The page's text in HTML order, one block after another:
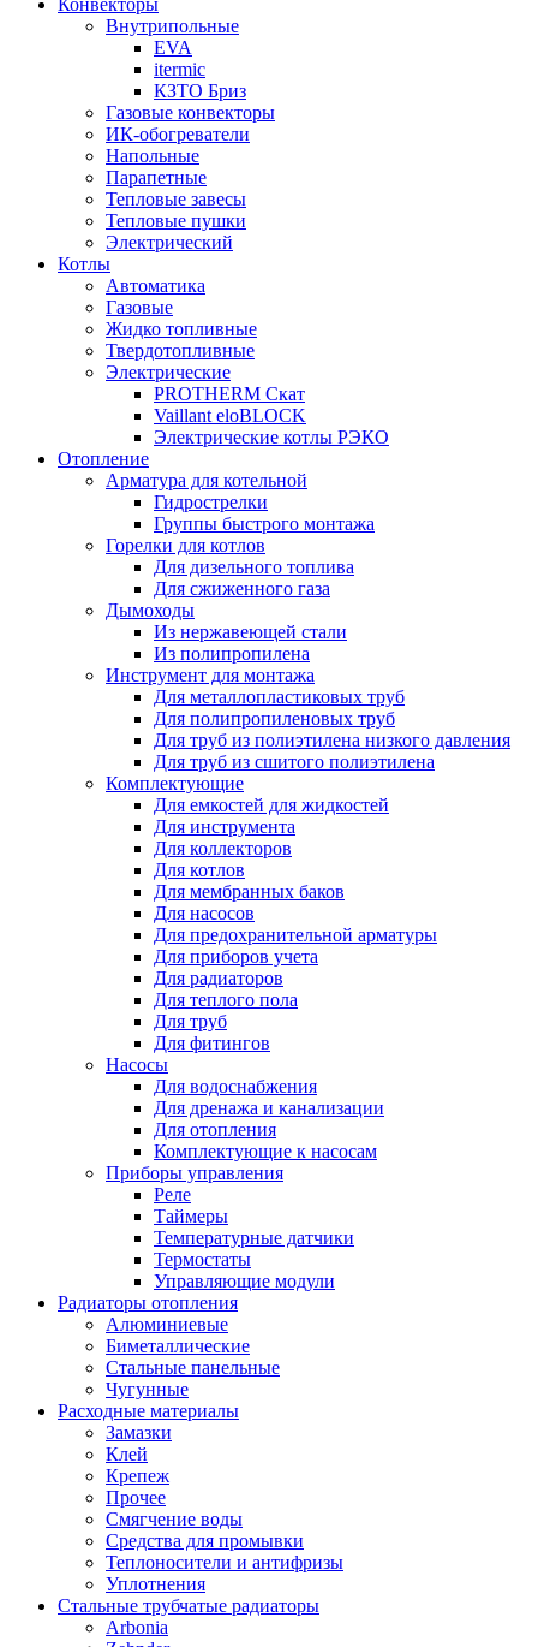
Конвекторы
Внутрипольные
EVA
itermic
КЗТО Бриз
Газовые конвекторы
ИК-обогреватели
Напольные
Парапетные
Тепловые завесы
Тепловые пушки
Электрический
Котлы
Автоматика
Газовые
Жидко топливные
Твердотопливные
Электрические
PROTHERM Скат
Vaillant eloBLOCK
Электрические котлы РЭКО
Отопление
Арматура для котельной
Гидрострелки
Группы быстрого монтажа
Горелки для котлов
Для дизельного топлива
Для сжиженного газа
Дымоходы
Из нержавеющей стали
Из полипропилена
Инструмент для монтажа
Для металлопластиковых труб
Для полипропиленовых труб
Для труб из полиэтилена низкого давления
Для труб из сшитого полиэтилена
Комплектующие
Для емкостей для жидкостей
Для инструмента
Для коллекторов
Для котлов
Для мембранных баков
Для насосов
Для предохранительной арматуры
Для приборов учета
Для радиаторов
Для теплого пола
Для труб
Для фитингов
Насосы
Для водоснабжения
Для дренажа и канализации
Для отопления
Комплектующие к насосам
Приборы управления
Реле
Таймеры
Температурные датчики
Термостаты
Управляющие модули
Радиаторы отопления
Алюминиевые
Биметаллические
Стальные панельные
Чугунные
Расходные материалы
Замазки
Клей
Крепеж
Прочее
Смягчение воды
Средства для промывки
Теплоносители и антифризы
Уплотнения
Стальные трубчатые радиаторы
Arbonia